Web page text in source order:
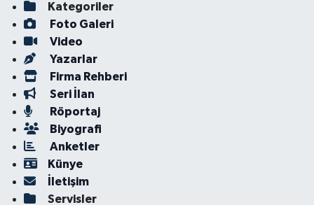
Kategoriler
Foto Galeri
Video
Yazarlar
Firma Rehberi
Seri İlan
Röportaj
Biyografi
Anketler
Künye
İletişim
Servisler